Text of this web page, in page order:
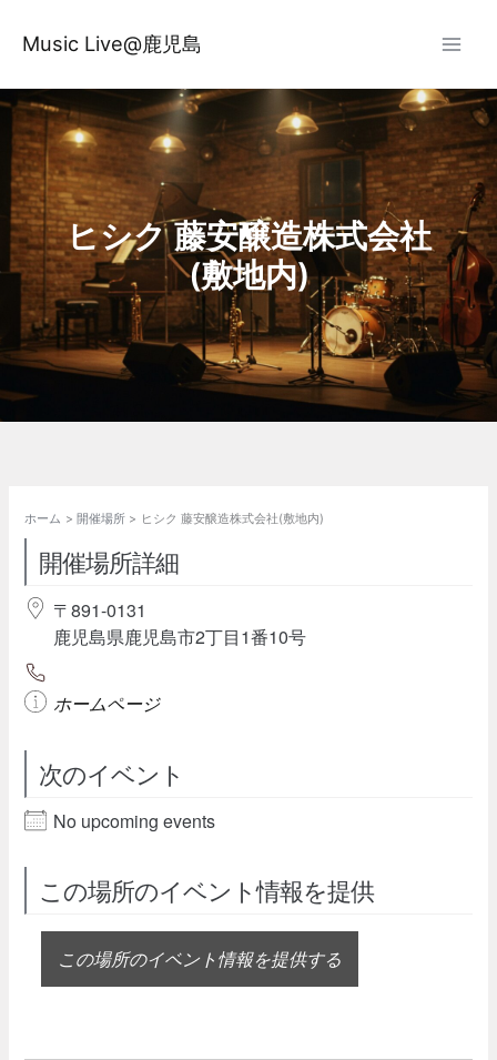
ス
キ
プ
Music Live@鹿児島
ヒシク 藤安醸造株式会社
(敷地内)
ホーム 開催場所 ヒシク 藤安醸造株式会社(敷地内)
開催場所詳細
〒891-0131
鹿児島県鹿児島市2丁目1番10号
ホームページ
次のイベント
No upcoming events
この場所のイベント情報を提供
この場所のイベント情報を提供する